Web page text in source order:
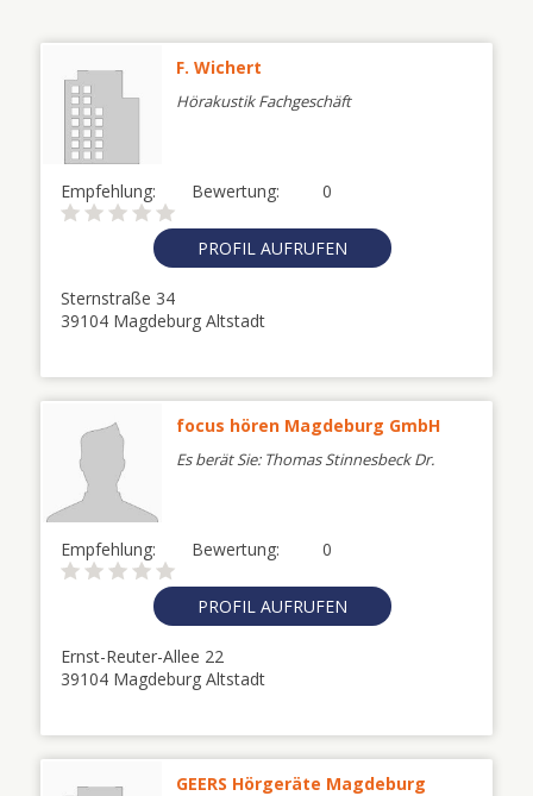
F. Wichert
Hörakustik Fachgeschäft
Empfehlung: 0
Bewertung:
PROFIL AUFRUFEN
Sternstraße 34
39104 Magdeburg Altstadt
focus hören Magdeburg GmbH
Es berät Sie: Thomas Stinnesbeck Dr.
Empfehlung: 0
Bewertung:
PROFIL AUFRUFEN
Ernst-Reuter-Allee 22
39104 Magdeburg Altstadt
GEERS Hörgeräte Magdeburg